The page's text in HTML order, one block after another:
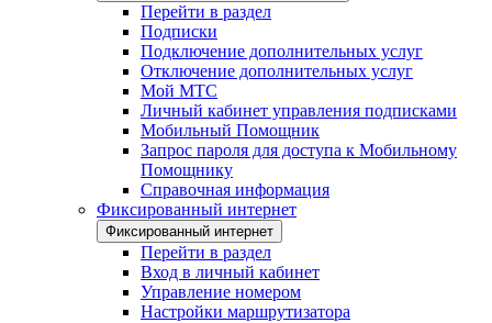
Перейти в раздел
Подписки
Подключение дополнительных услуг
Отключение дополнительных услуг
Мой МТС
Личный кабинет управления подписками
Мобильный Помощник
Запрос пароля для доступа к Мобильному
Помощнику
Справочная информация
Фиксированный интернет
Фиксированный интернет
Перейти в раздел
Вход в личный кабинет
Управление номером
Настройки маршрутизатора